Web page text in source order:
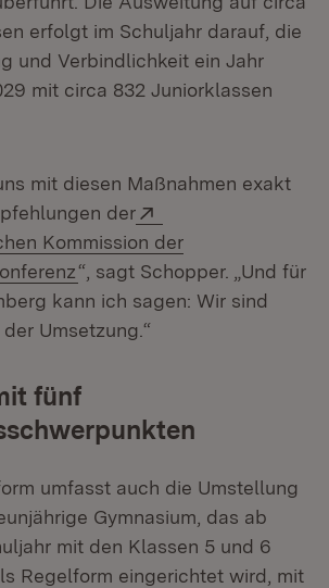
erfolgt im Schuljahr darauf, die
und Verbindlichkeit ein Jahr
mit circa 832 Juniorklassen
mit diesen Maßnahmen exakt
der
Kommission der
(Öffnet in neuem Fenster)
“, sagt Schopper. „Und für
kann ich sagen: Wir sind
Umsetzung.“
fünf
umfasst auch die Umstellung
Gymnasium, das ab
mit den Klassen 5 und 6
Regelform eingerichtet wird, mit